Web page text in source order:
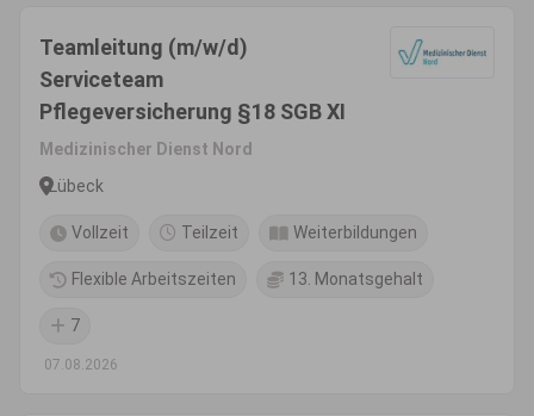
Teamleitung (m/w/d)
Serviceteam
Pflegeversicherung §18 SGB XI
Medizinischer Dienst Nord
Lübeck
Vollzeit Teilzeit Weiterbildungen
Flexible Arbeitszeiten 13. Monatsgehalt
7
07.08.2026